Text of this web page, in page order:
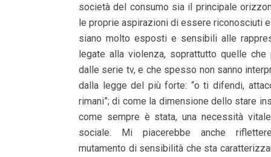
società del consumo sia il principale
le proprie aspirazioni di essere riconosciuti
siano molto esposti e sensibili alle
legate alla violenza, soprattutto quelle
dalle serie tv, e che spesso non sanno
dalla legge del più forte: “o ti difendi,
rimani”; di come la dimensione dello stare
come sempre è stata, una necessità
sociale. Mi piacerebbe anche
mutamento di sensibilità che sta